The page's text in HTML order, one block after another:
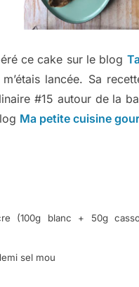
ce cake sur le blog
lancée. Sa
#15 autour de la
Ma petite cuisine
(100g blanc + 50g
sel mou